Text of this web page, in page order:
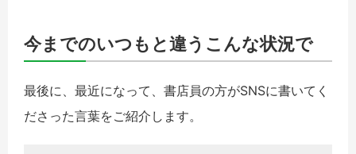
今までのいつもと違うこんな状況で
最後に、最近になって、書店員の方がSNSに書いてく
ださった言葉をご紹介します。